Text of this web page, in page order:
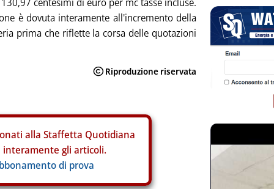
è dovuta interamente all'incremento della
prima che riflette la corsa delle quotazioni
alla Staffetta Quotidiana
interamente gli articoli.
di prova